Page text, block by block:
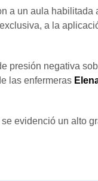
a un aula habilitada
a la
presión negativa
las enfermeras
evidenció un alto